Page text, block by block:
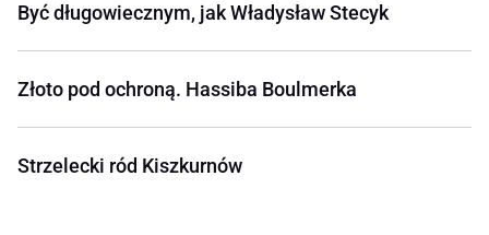
Być długowiecznym, jak Władysław Stecyk
Złoto pod ochroną. Hassiba Boulmerka
Strzelecki ród Kiszkurnów